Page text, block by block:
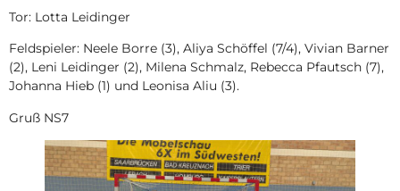
Tor: Lotta Leidinger
Feldspieler: Neele Borre (3), Aliya Schöffel (7/4), Vivian Barner
(2), Leni Leidinger (2), Milena Schmalz, Rebecca Pfautsch (7),
Johanna Hieb (1) und Leonisa Aliu (3).
Gruß NS7